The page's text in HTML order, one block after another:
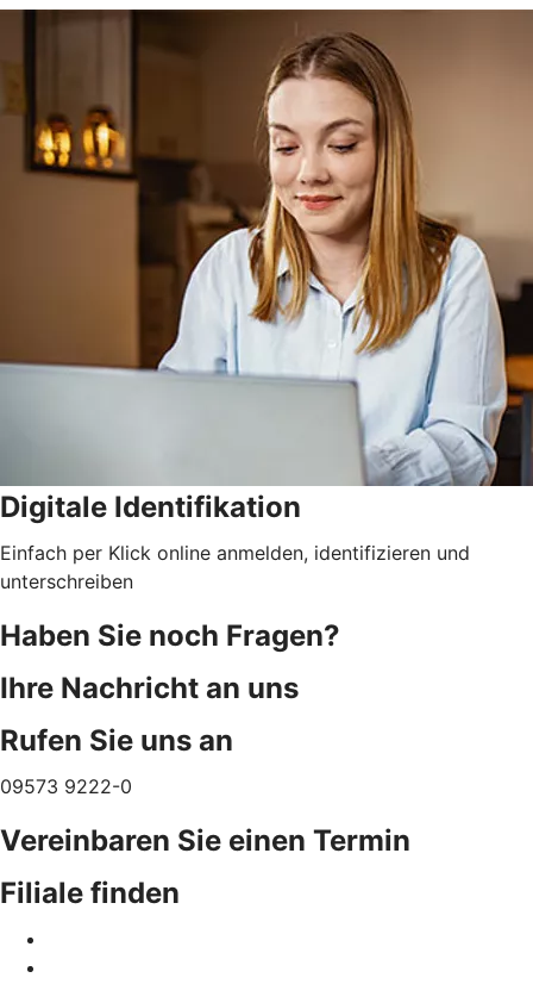
Digitale Identifikation
Einfach per Klick online anmelden, identifizieren und
unterschreiben
Haben Sie noch Fragen?
Ihre Nachricht an uns
Rufen Sie uns an
09573 9222-0
Vereinbaren Sie einen Termin
Filiale finden